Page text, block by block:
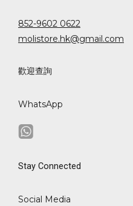
852-9602 0622
molistore.hk@gmail.com
歡迎查詢
WhatsApp
Stay Connected
Social Media